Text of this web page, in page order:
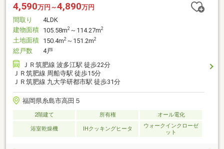
4,590万円～4,890万円
間取り
4LDK
建物面積 105.58m2 ～114.27m2
土地面積 150.4m2 ～151.2m2
総戸数
4戸
ＪＲ筑肥線 波多江駅 徒歩22分
ＪＲ筑肥線 周船寺駅 徒歩15分
ＪＲ筑肥線 九大学研都市駅 徒歩31分
福岡県糸島市高田５
2階建て 所有権 オール電化
浴室乾燥機 IHクッキングヒータ
ウォークインクローゼ
ット